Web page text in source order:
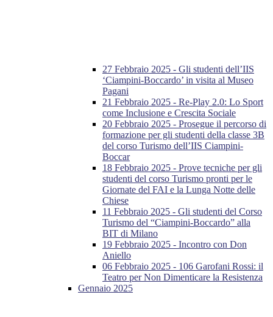
27 Febbraio 2025 - Gli studenti dell’IIS
‘Ciampini-Boccardo’ in visita al Museo
Pagani
21 Febbraio 2025 - Re-Play 2.0: Lo Sport
come Inclusione e Crescita Sociale
20 Febbraio 2025 - Prosegue il percorso di
formazione per gli studenti della classe 3B
del corso Turismo dell’IIS Ciampini-
Boccar
18 Febbraio 2025 - Prove tecniche per gli
studenti del corso Turismo pronti per le
Giornate del FAI e la Lunga Notte delle
Chiese
11 Febbraio 2025 - Gli studenti del Corso
Turismo del “Ciampini-Boccardo” alla
BIT di Milano
19 Febbraio 2025 - Incontro con Don
Aniello
06 Febbraio 2025 - 106 Garofani Rossi: il
Teatro per Non Dimenticare la Resistenza
Gennaio 2025